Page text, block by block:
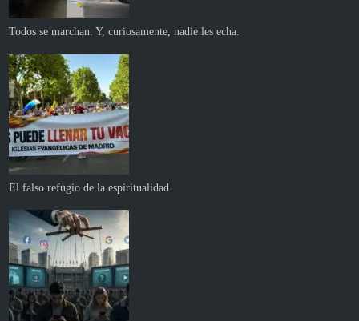
Todos se marchan. Y, curiosamente, nadie les echa.
El falso refugio de la espiritualidad